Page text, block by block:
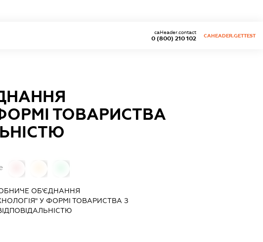
0 (800) 210 102
caHeader.contact
CAHEADER.GETTEST
ТОВАРИСТВА
ОБ'ЄДНАННЯ
У ФОРМІ ТОВАРИСТВА З